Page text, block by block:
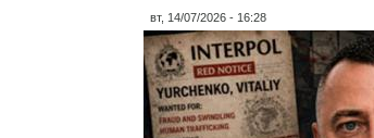
вт, 14/07/2026 - 16:28